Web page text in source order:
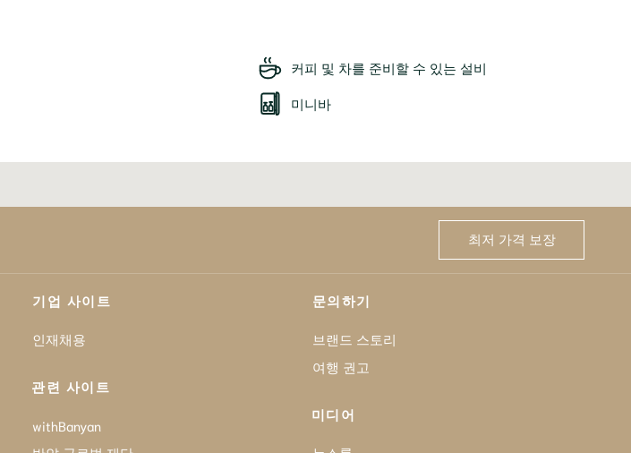
커피 및 차를 준비할 수 있는 설비
미니바
최저 가격 보장
기업 사이트
인재채용
관련 사이트
withBanyan
문의하기
브랜드 스토리
여행 권고
미디어